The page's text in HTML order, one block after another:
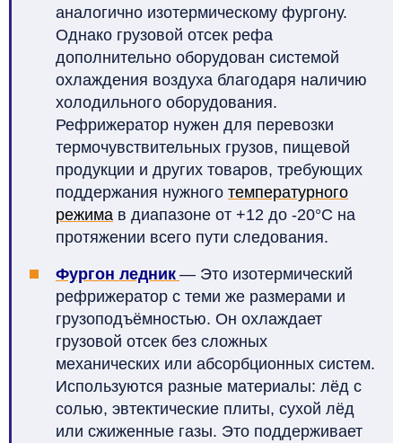
аналогично изотермическому фургону.
Однако грузовой отсек рефа
дополнительно оборудован системой
охлаждения воздуха благодаря наличию
холодильного оборудования.
Рефрижератор нужен для перевозки
термочувствительных грузов, пищевой
продукции и других товаров, требующих
поддержания нужного температурного
режима в диапазоне от +12 до -20°C на
протяжении всего пути следования.
Фургон ледник — Это изотермический
рефрижератор с теми же размерами и
грузоподъёмностью. Он охлаждает
грузовой отсек без сложных
механических или абсорбционных систем.
Используются разные материалы: лёд с
солью, эвтектические плиты, сухой лёд
или сжиженные газы. Это поддерживает